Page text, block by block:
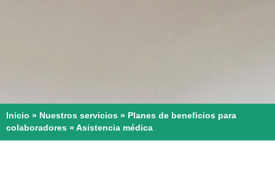
Inicio » Nuestros servicios » Planes de beneficios para
colaboradores » Asistencia médica